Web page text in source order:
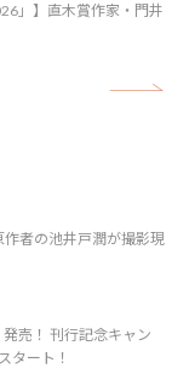
」】直木賞作家・門井
者の池井戸潤が撮影現
売！ 刊行記念キャン
タート！